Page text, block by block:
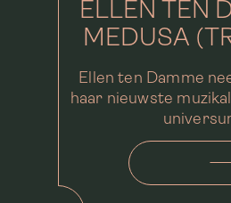
ELLEN TEN
MEDUSA
Ellen ten Damme
haar nieuwste